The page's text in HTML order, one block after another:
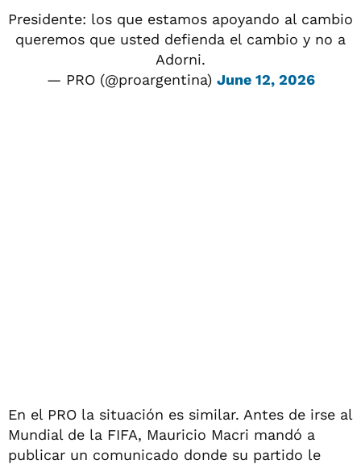
Presidente: los que estamos apoyando al cambio
queremos que usted defienda el cambio y no a
Adorni.
— PRO (@proargentina) June 12, 2026
En el PRO la situación es similar. Antes de irse al
Mundial de la FIFA, Mauricio Macri mandó a
publicar un comunicado donde su partido le